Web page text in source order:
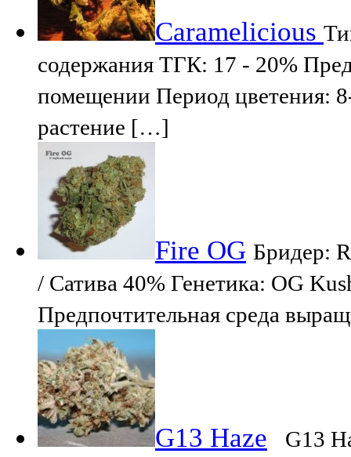
Caramelicious
содержания ТГК: 17 - 20%
помещении Период цветения:
растение […]
Fire OG Бридер:
/ Сатива 40% Генетика: OG
Предпочтительная среда
G13 Haze G13